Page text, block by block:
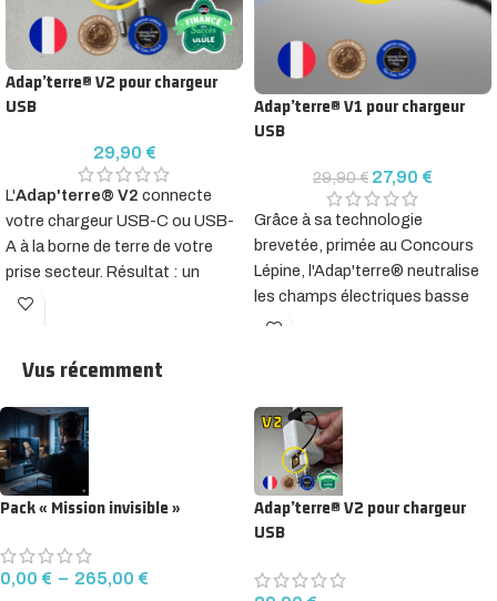
Adap’terre® V2 pour chargeur
USB
29,90 €
L'Adap'terre® V2 connecte
votre chargeur USB-C ou USB-
A à la borne de terre de votre
prise secteur. Résultat : un
chargeur avec terre
lors de la charge. Solution
mesurable en quelques
secondes.
💡Un chargeur protégé, c'est
bien. Toute la maison
Profitez d'un tarif dégressif dès
la 2e unité (27,90 €), jusqu'à
Adap’terre® V1 pour chargeur
USB
29,90€ 27,90 €
Grâce à sa technologie
brevetée, primée au Concours
Lépine, l'Adap'terre® neutralise
les champs électriques basse
fréquence (50/60 Hz) autour de
Branchement manuel
branchez d'abord la cosse de
terre sur la borne de terre de
votre prise, puis connectez
votre chargeur. Une solution
améliorer la qualité de votre
Vus récemment
Pack « Mission invisible »
0,00 € – 265,00 €
Adap’terre® V2 pour chargeur
USB